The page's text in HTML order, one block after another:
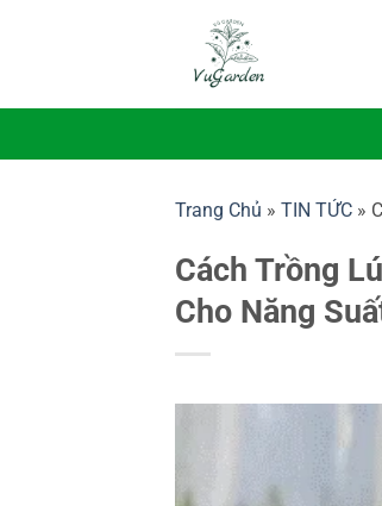
dung
Trang Chủ » TIN TỨC »
Cách Trồng
Cho Năng